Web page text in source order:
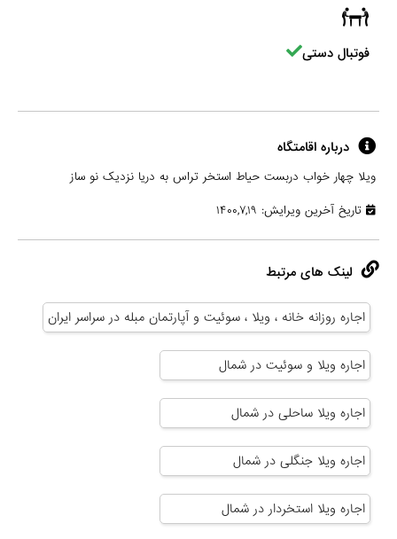
فوتبال دستی
درباره اقامتگاه
ویلا چهار خواب دربست حیاط استخر تراس به دریا نزدیک نو ساز
تاریخ آخرین ویرایش: ۱۴۰۰,۷,۱۹
لینک های مرتبط
اجاره روزانه خانه ، ویلا ، سوئیت و آپارتمان مبله در سراسر ایران
اجاره ویلا و سوئیت در شمال
اجاره ویلا ساحلی در شمال
اجاره ویلا جنگلی در شمال
اجاره ویلا استخردار در شمال